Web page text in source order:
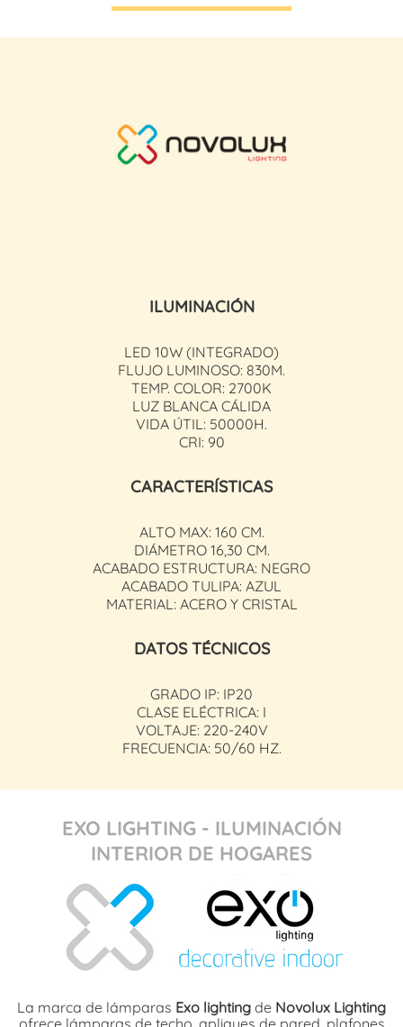
ILUMINACIÓN
LED 10W (INTEGRADO)
FLUJO LUMINOSO: 830M.
TEMP. COLOR: 2700K
LUZ BLANCA CÁLIDA
VIDA ÚTIL: 50000H.
CRI: 90
CARACTERÍSTICAS
ALTO MAX: 160 CM.
DIÁMETRO 16,30 CM.
ACABADO ESTRUCTURA: NEGRO
ACABADO TULIPA: AZUL
MATERIAL: ACERO Y CRISTAL
DATOS TÉCNICOS
GRADO IP: IP20
CLASE ELÉCTRICA: I
VOLTAJE: 220-240V
FRECUENCIA: 50/60 HZ.
EXO LIGHTING - ILUMINACIÓN
INTERIOR DE HOGARES
La marca de lámparas Exo lighting de Novolux Lighting
ofrece lámparas de techo, apliques de pared, plafones